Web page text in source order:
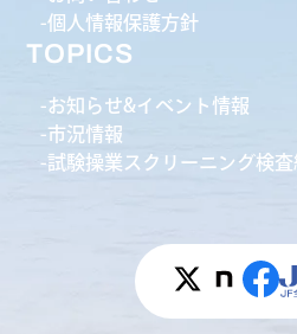
個人情報保護方針
TOPICS
お知らせ&イベント情報
市況情報
試験操業スクリーニング検査